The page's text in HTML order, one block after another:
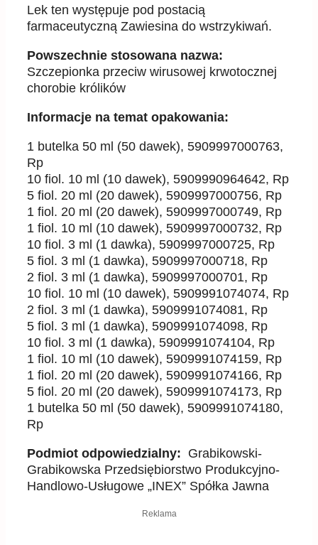
Lek ten występuje pod postacią
farmaceutyczną Zawiesina do wstrzykiwań.
Powszechnie stosowana nazwa:
Szczepionka przeciw wirusowej krwotocznej
chorobie królików
Informacje na temat opakowania:
1 butelka 50 ml (50 dawek), 5909997000763,
Rp
10 fiol. 10 ml (10 dawek), 5909990964642, Rp
5 fiol. 20 ml (20 dawek), 5909997000756, Rp
1 fiol. 20 ml (20 dawek), 5909997000749, Rp
1 fiol. 10 ml (10 dawek), 5909997000732, Rp
10 fiol. 3 ml (1 dawka), 5909997000725, Rp
5 fiol. 3 ml (1 dawka), 5909997000718, Rp
2 fiol. 3 ml (1 dawka), 5909997000701, Rp
10 fiol. 10 ml (10 dawek), 5909991074074, Rp
2 fiol. 3 ml (1 dawka), 5909991074081, Rp
5 fiol. 3 ml (1 dawka), 5909991074098, Rp
10 fiol. 3 ml (1 dawka), 5909991074104, Rp
1 fiol. 10 ml (10 dawek), 5909991074159, Rp
1 fiol. 20 ml (20 dawek), 5909991074166, Rp
5 fiol. 20 ml (20 dawek), 5909991074173, Rp
1 butelka 50 ml (50 dawek), 5909991074180,
Rp
Podmiot odpowiedzialny: Grabikowski-
Grabikowska Przedsiębiorstwo Produkcyjno-
Handlowo-Usługowe „INEX” Spółka Jawna
Reklama